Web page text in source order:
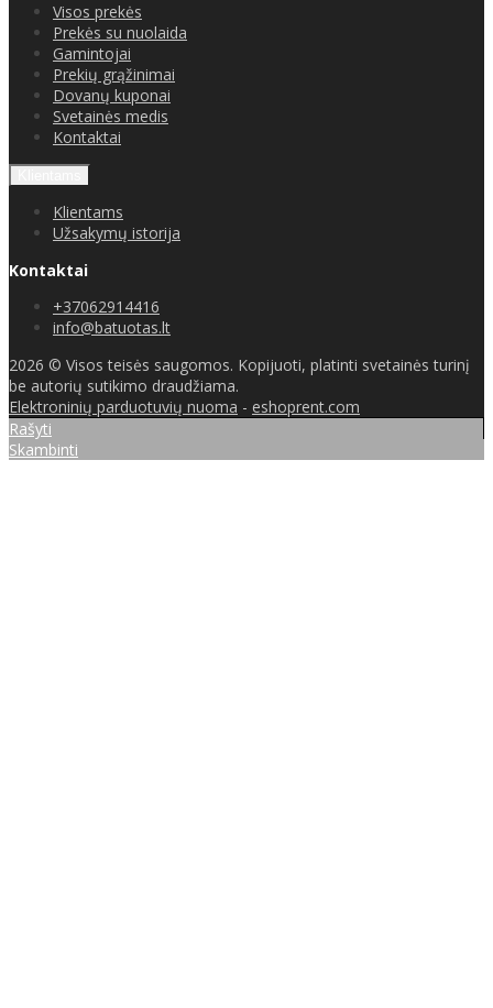
Visos prekės
Prekės su nuolaida
Gamintojai
Prekių grąžinimai
Dovanų kuponai
Svetainės medis
Kontaktai
Klientams
Užsakymų istorija
Kontaktai
+37062914416
info@batuotas.lt
2026 © Visos teisės saugomos. Kopijuoti, platinti svetainės turinį
be autorių sutikimo draudžiama.
Elektroninių parduotuvių nuoma - eshoprent.com
Rašyti
Skambinti